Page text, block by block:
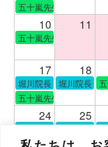
五十嵐先生
10 11
五十嵐先生
17 18
堀川院長 堀川院長
五十嵐先生
24 25
堀川院長 堀川院長
五十嵐先生